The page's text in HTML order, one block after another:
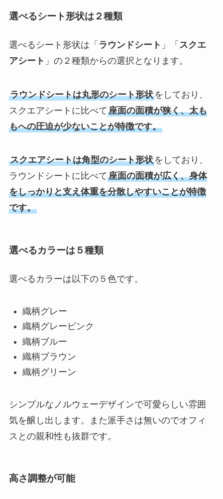
選べるシート形状は２種類
選べるシート形状は「 ラウンドシート 」「 スクエ
アシート 」の２種類からの選択となります。
ラウンドシートは丸形のシート形状をしており、
スクエアシートに比べて座面の面積が狭く、太も
もへの圧迫が少ないことが特徴です。
スクエアシートは角型のシート形状をしており、
ラウンドシートに比べて座面の面積が広く、身体
をしっかりと支え体重を分散しやすいことが特徴
です。
選べるカラーは５種類
選べるカラーは以下の５色です。
織柄グレー
織柄グレーピンク
織柄ブルー
織柄ブラウン
織柄グリーン
シンプルなノルウェーデザインで可愛らしい雰囲
気を醸し出します。また派手さは無いのでオフィ
スとの親和性も抜群です。
高さ調整が可能